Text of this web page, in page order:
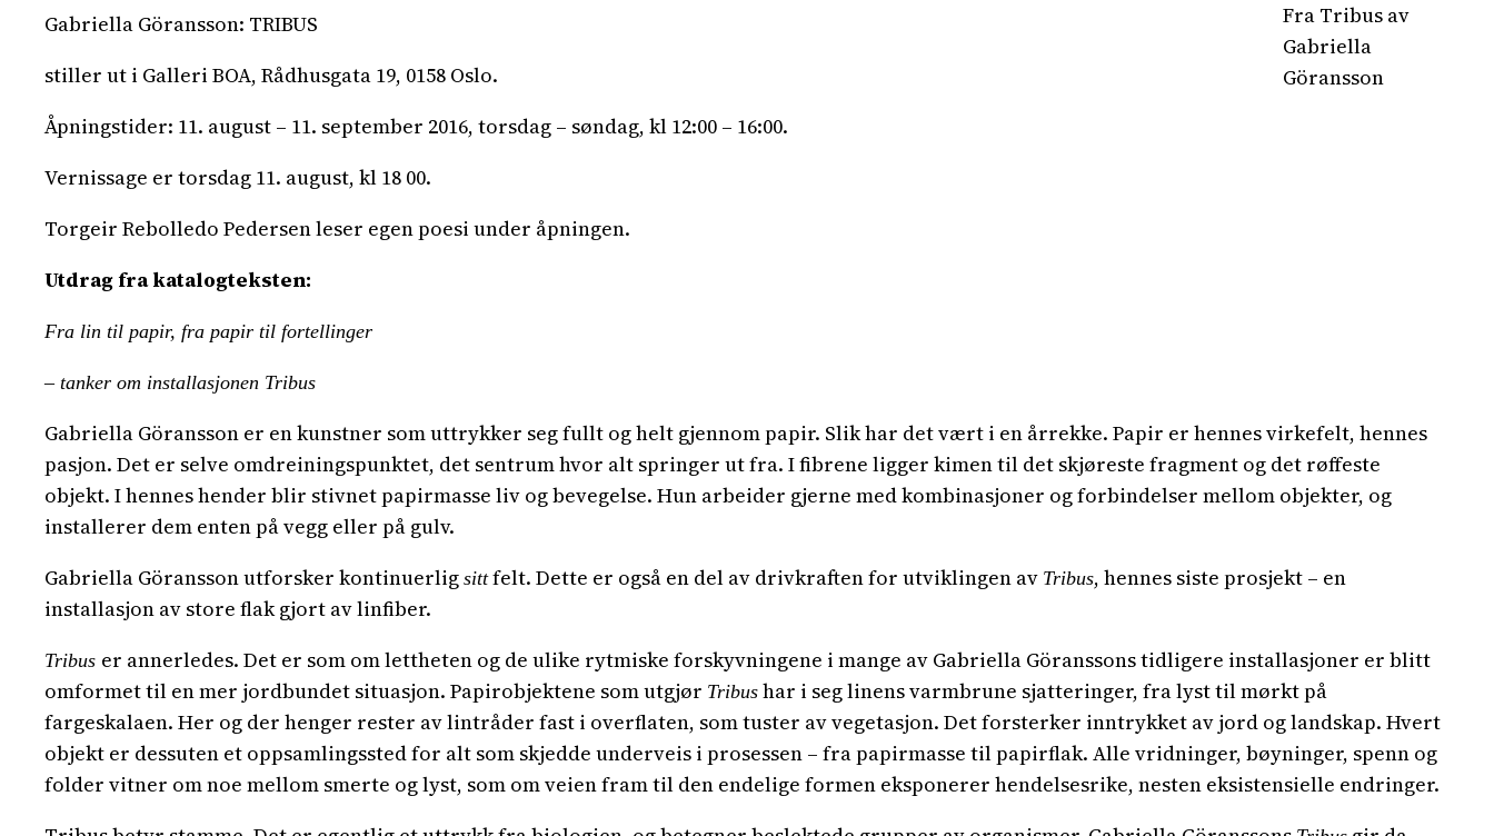
Fra Tribus av
Gabriella
Göransson
Gabriella Göransson: TRIBUS
stiller ut i Galleri BOA, Rådhusgata 19, 0158 Oslo.
Åpningstider: 11. august – 11. september 2016, torsdag – søndag, kl 12:00 – 16:00.
Vernissage er torsdag 11. august, kl 18 00.
Torgeir Rebolledo Pedersen leser egen poesi under åpningen.
Utdrag fra katalogteksten:
Fra lin til papir, fra papir til fortellinger
– tanker om installasjonen Tribus
Gabriella Göransson er en kunstner som uttrykker seg fullt og helt gjennom papir. Slik har det vært i en årrekke. Papir er hennes virkefelt, hennes
pasjon. Det er selve omdreiningspunktet, det sentrum hvor alt springer ut fra. I fibrene ligger kimen til det skjøreste fragment og det røffeste
objekt. I hennes hender blir stivnet papirmasse liv og bevegelse. Hun arbeider gjerne med kombinasjoner og forbindelser mellom objekter, og
installerer dem enten på vegg eller på gulv.
Gabriella Göransson utforsker kontinuerlig sittfelt. Dette er også en del av drivkraften for utviklingen av Tribus, hennes siste prosjekt – en
installasjon av store flak gjort av linfiber.
Tribus er annerledes. Det er som om lettheten og de ulike rytmiske forskyvningene i mange av Gabriella Göranssons tidligere installasjoner er blitt
omformet til en mer jordbundet situasjon. Papirobjektene som utgjør Tribus har i seg linens varmbrune sjatteringer, fra lyst til mørkt på
fargeskalaen. Her og der henger rester av lintråder fast i overflaten, som tuster av vegetasjon. Det forsterker inntrykket av jord og landskap. Hvert
objekt er dessuten et oppsamlingssted for alt som skjedde underveis i prosessen – fra papirmasse til papirflak. Alle vridninger, bøyninger, spenn og
folder vitner om noe mellom smerte og lyst, som om veien fram til den endelige formen eksponerer hendelsesrike, nesten eksistensielle endringer.